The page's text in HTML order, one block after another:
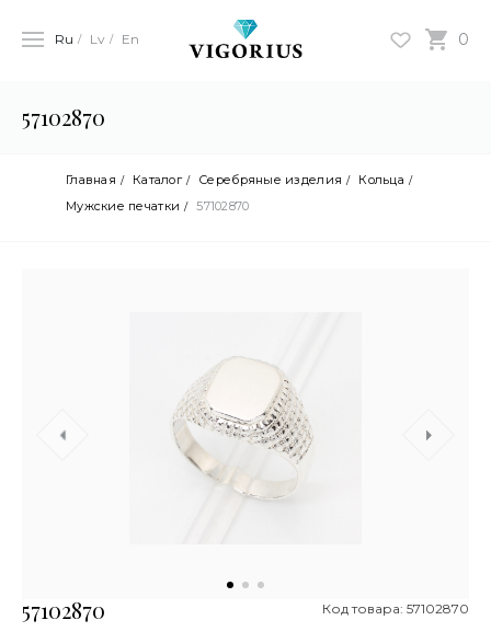
0
Ru Lv En
57102870
Главная Каталог Серебряные изделия
Кольца
Мужские печатки
57102870
57102870 Код товара: 57102870